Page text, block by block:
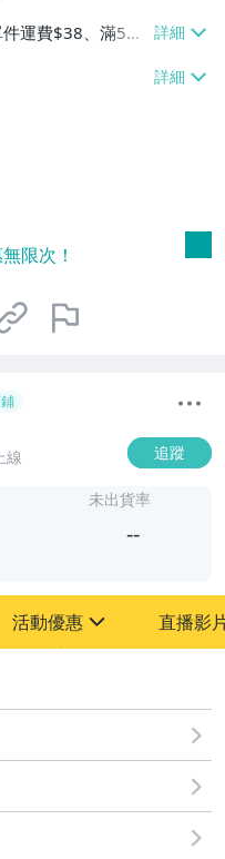
運費$38、滿5件
萊爾富取貨付款
消費滿$500免運
限次！
線 追蹤
-
未出貨率
--
活動優惠
】
直播影